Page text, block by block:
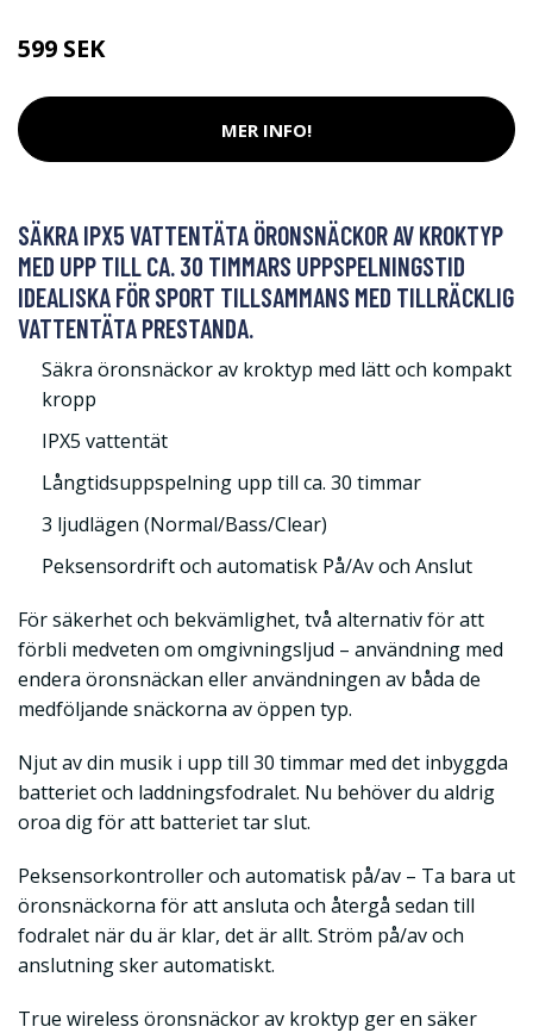
599 SEK
MER INFO!
SÄKRA IPX5 VATTENTÄTA ÖRONSNÄCKOR AV KROKTYP
MED UPP TILL CA. 30 TIMMARS UPPSPELNINGSTID
IDEALISKA FÖR SPORT TILLSAMMANS MED TILLRÄCKLIG
VATTENTÄTA PRESTANDA.
Säkra öronsnäckor av kroktyp med lätt och kompakt
kropp
IPX5 vattentät
Långtidsuppspelning upp till ca. 30 timmar
3 ljudlägen (Normal/Bass/Clear)
Peksensordrift och automatisk På/Av och Anslut
För säkerhet och bekvämlighet, två alternativ för att
förbli medveten om omgivningsljud – användning med
endera öronsnäckan eller användningen av båda de
medföljande snäckorna av öppen typ.
Njut av din musik i upp till 30 timmar med det inbyggda
batteriet och laddningsfodralet. Nu behöver du aldrig
oroa dig för att batteriet tar slut.
Peksensorkontroller och automatisk på/av – Ta bara ut
öronsnäckorna för att ansluta och återgå sedan till
fodralet när du är klar, det är allt. Ström på/av och
anslutning sker automatiskt.
True wireless öronsnäckor av kroktyp ger en säker